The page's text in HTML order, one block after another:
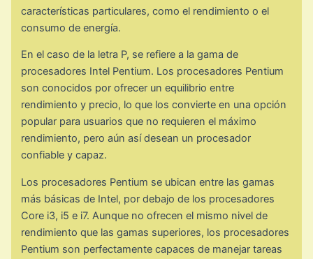
características particulares, como el rendimiento o el
consumo de energía.
En el caso de la letra P, se refiere a la gama de
procesadores Intel Pentium. Los procesadores Pentium
son conocidos por ofrecer un equilibrio entre
rendimiento y precio, lo que los convierte en una opción
popular para usuarios que no requieren el máximo
rendimiento, pero aún así desean un procesador
confiable y capaz.
Los procesadores Pentium se ubican entre las gamas
más básicas de Intel, por debajo de los procesadores
Core i3, i5 e i7. Aunque no ofrecen el mismo nivel de
rendimiento que las gamas superiores, los procesadores
Pentium son perfectamente capaces de manejar tareas